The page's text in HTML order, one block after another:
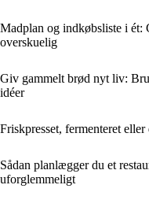
Madplan og indkøbsliste i ét:
overskuelig
Giv gammelt brød nyt liv:
idéer
Friskpresset, fermenteret
Sådan planlægger du et
uforglemmeligt